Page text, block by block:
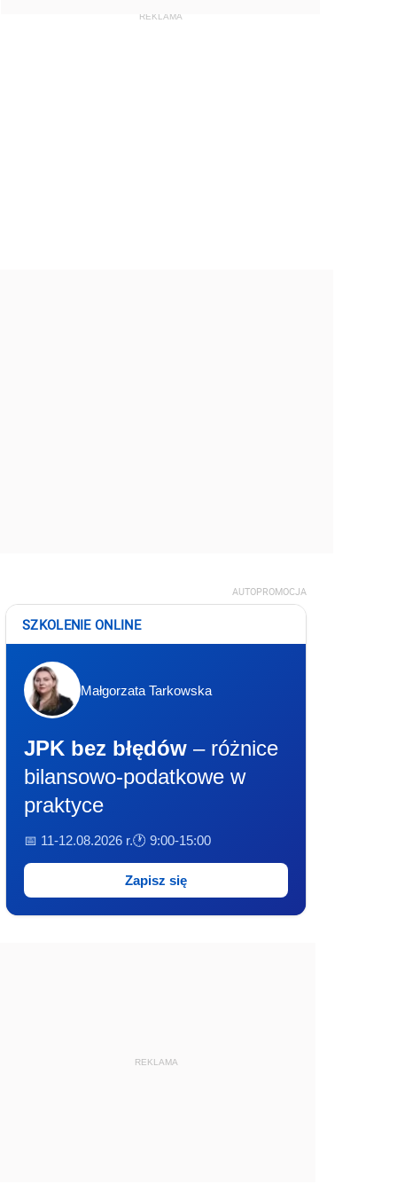
AUTOPROMOCJA
SZKOLENIE ONLINE
Małgorzata Tarkowska
JPK bez błędów – różnice
bilansowo-podatkowe w
praktyce
📅 11-12.08.2026 r.🕐 9:00-15:00
Zapisz się
REKLAMA